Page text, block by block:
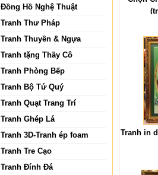
Đồng Hồ Nghệ Thuật
Tranh Thư Pháp
Tranh Thuyền & Ngựa
Tranh tặng Thầy Cô
Tranh Phòng Bếp
Tranh Bộ Tứ Quý
Tranh Quạt Trang Trí
Tranh Ghép Lá
Tranh 3D-Tranh ép foam
Tranh Tre Cạo
Tranh Đính Đá
Tranh in